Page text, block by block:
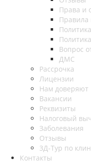
Права и
Правила
Вопрос
ДМС
Рассрочка
Лицензии
Нам доверяют
Вакансии
Реквизиты
Налоговый
Заболевания
Отзывы
3Д-Тур по
Контакты